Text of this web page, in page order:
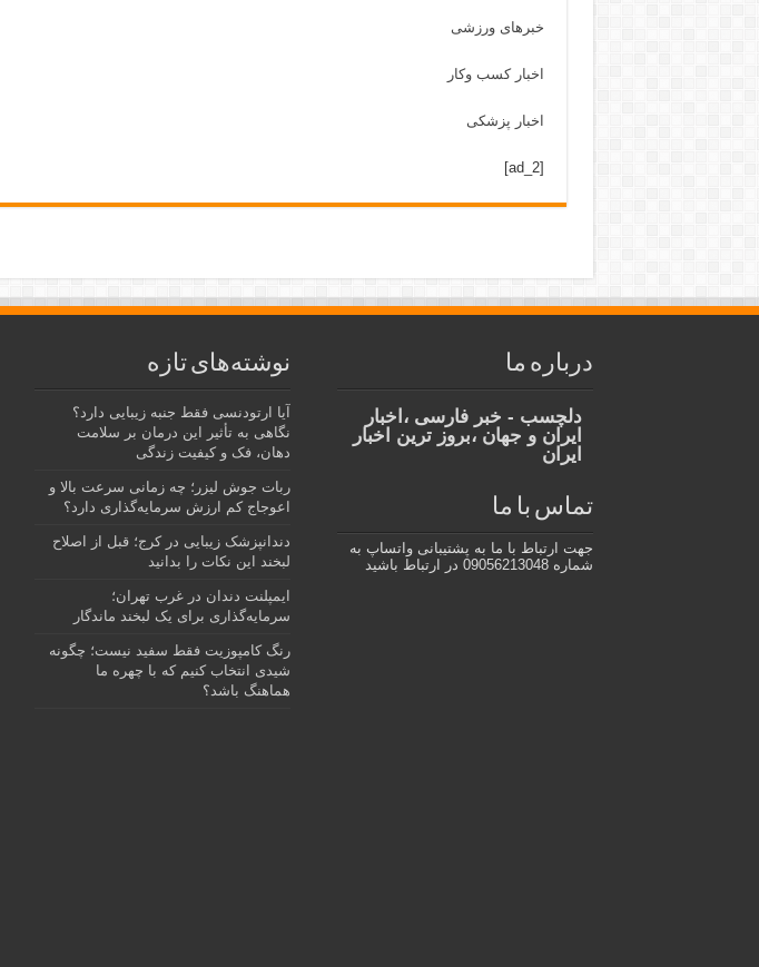
خبرهای ورزشی
اخبار کسب وکار
اخبار پزشکی
[ad_2]
درباره ما
دلچسب - خبر فارسی ،اخبار
ایران و جهان ،بروز ترین اخبار
ایران
تماس با ما
جهت ارتباط با ما به پشتیبانی واتساپ به
شماره 09056213048 در ارتباط باشید
نوشته‌های تازه
آیا ارتودنسی فقط جنبه زیبایی دارد؟
نگاهی به تأثیر این درمان بر سلامت
دهان، فک و کیفیت زندگی
ربات جوش لیزر؛ چه زمانی سرعت بالا و
اعوجاج کم ارزش سرمایه‌گذاری دارد؟
دندانپزشک زیبایی در کرج؛ قبل از اصلاح
لبخند این نکات را بدانید
ایمپلنت دندان در غرب تهران؛
سرمایه‌گذاری برای یک لبخند ماندگار
رنگ کامپوزیت فقط سفید نیست؛ چگونه
شیدی انتخاب کنیم که با چهره ما
هماهنگ باشد؟